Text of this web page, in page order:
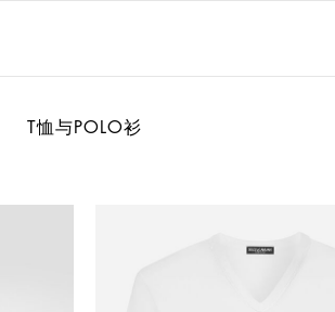
T恤与POLO衫